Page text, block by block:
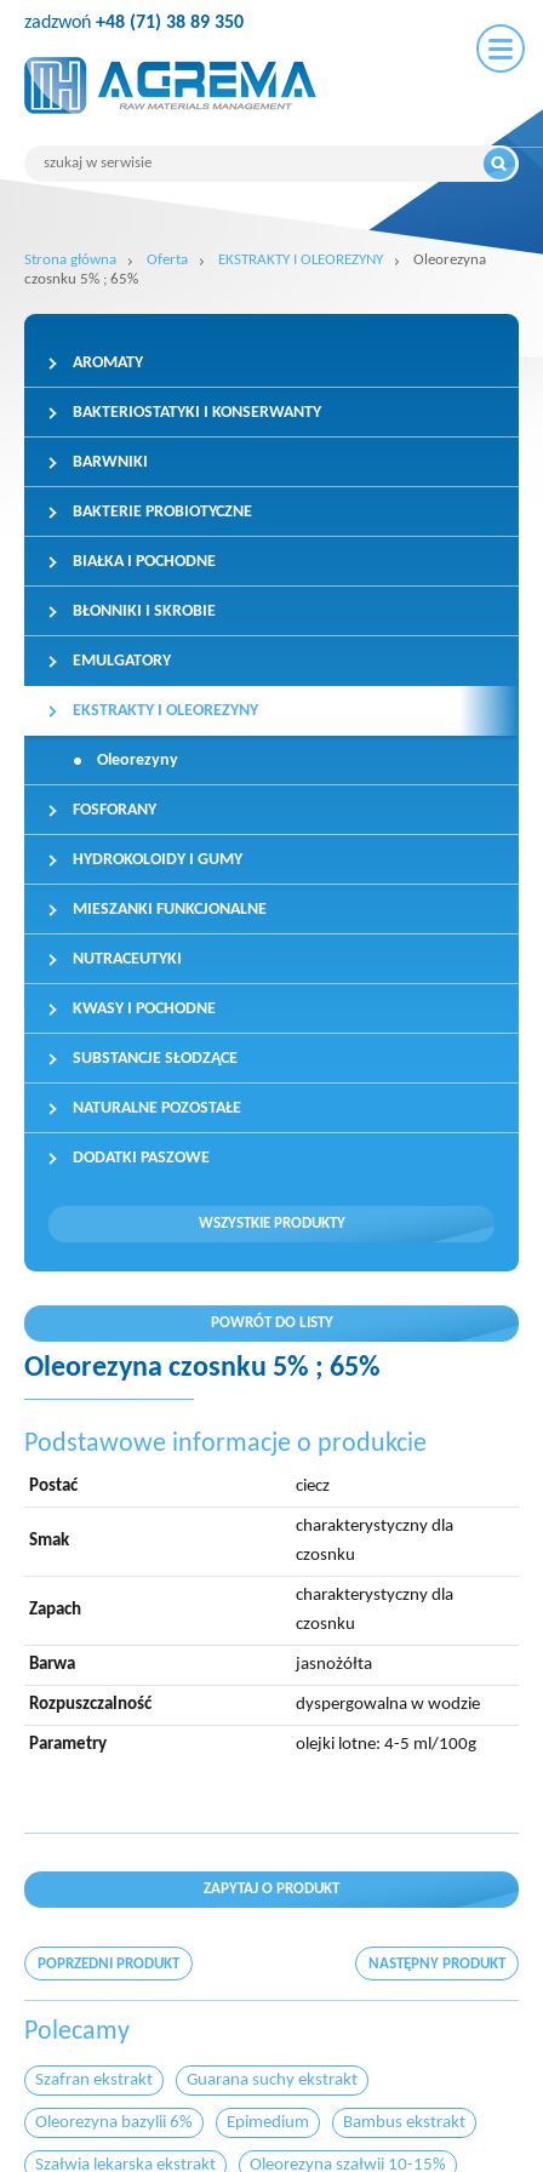
zadzwoń +48 (71) 38 89 350
Strona główna Oferta EKSTRAKTY I OLEOREZYNY
Oleorezyna
czosnku 5% ; 65%
AROMATY
BAKTERIOSTATYKI I KONSERWANTY
BARWNIKI
BAKTERIE PROBIOTYCZNE
BIAŁKA I POCHODNE
BŁONNIKI I SKROBIE
EMULGATORY
EKSTRAKTY I OLEOREZYNY
Oleorezyny
FOSFORANY
HYDROKOLOIDY I GUMY
MIESZANKI FUNKCJONALNE
NUTRACEUTYKI
KWASY I POCHODNE
SUBSTANCJE SŁODZĄCE
NATURALNE POZOSTAŁE
DODATKI PASZOWE
WSZYSTKIE PRODUKTY
POWRÓT DO LISTY
Oleorezyna czosnku 5% ; 65%
Podstawowe informacje o produkcie
Postać ciecz
Smak
charakterystyczny dla
czosnku
Zapach
charakterystyczny dla
czosnku
Barwa jasnożółta
Rozpuszczalność dyspergowalna w wodzie
Parametry olejki lotne: 4-5 ml/100g
ZAPYTAJ O PRODUKT
POPRZEDNI PRODUKT NASTĘPNY PRODUKT
Polecamy
Szafran ekstrakt Guarana suchy ekstrakt
Oleorezyna bazylii 6% Epimedium Bambus ekstrakt
Szałwia lekarska ekstrakt Oleorezyna szałwii 10-15%